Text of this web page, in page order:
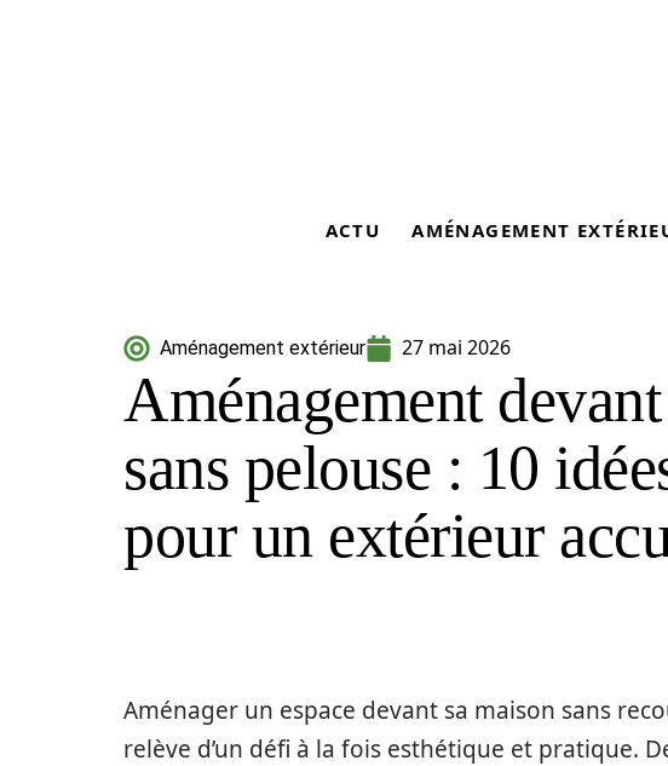
ACTU AMÉNAGEMENT
Aménagement extérieur 27 mai 2026
Aménagement
sans pelouse : 10
pour un extérieur
Aménager un espace devant sa maison sans
relève d’un défi à la fois esthétique et pratique.